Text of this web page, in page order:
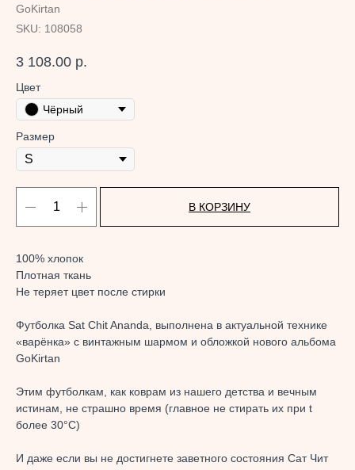
GoKirtan
SKU: 108058
3 108.00 р.
Цвет
Чёрный
Размер
В КОРЗИНУ
100% хлопок
Плотная ткань
Не теряет цвет после стирки
Футболка Sat Chit Ananda, выполнена в актуальной технике
«варёнка» с винтажным шармом и обложкой нового альбома
GoKirtan
Этим футболкам, как коврам из нашего детства и вечным
истинам, не страшно время (главное не стирать их при t
более 30°C)
И даже если вы не достигнете заветного состояния Сат Чит